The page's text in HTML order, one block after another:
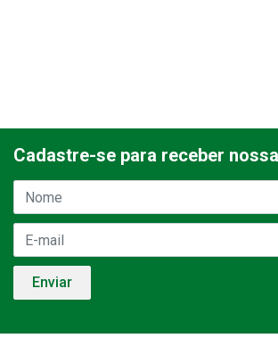
Cadastre-se para receber